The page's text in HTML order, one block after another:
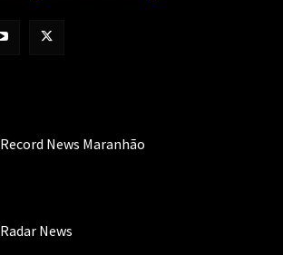
Record News Maranhão
Radar News